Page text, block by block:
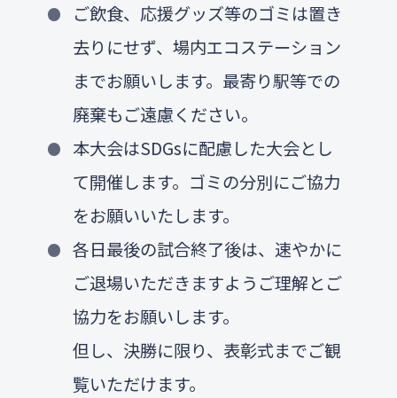
ご飲食、応援グッズ等のゴミは置き
去りにせず、場内エコステーション
までお願いします。最寄り駅等での
廃棄もご遠慮ください。
本大会はSDGsに配慮した大会とし
て開催します。ゴミの分別にご協力
をお願いいたします。
各日最後の試合終了後は、速やかに
ご退場いただきますようご理解とご
協力をお願いします。
但し、決勝に限り、表彰式までご観
覧いただけます。